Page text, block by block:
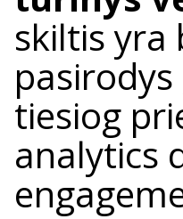
skiltis yra
tiesiog
analytics